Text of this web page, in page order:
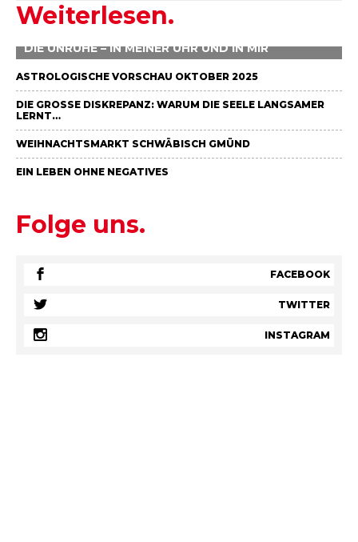
Weiterlesen.
DIE UNRUHE – IN MEINER UHR UND IN MIR
ASTROLOGISCHE VORSCHAU OKTOBER 2025
DIE GROSSE DISKREPANZ: WARUM DIE SEELE LANGSAMER L
ERNT…
WEIHNACHTSMARKT SCHWÄBISCH GMÜND
EIN LEBEN OHNE NEGATIVES
Folge uns.
FACEBOOK
TWITTER
INSTAGRAM